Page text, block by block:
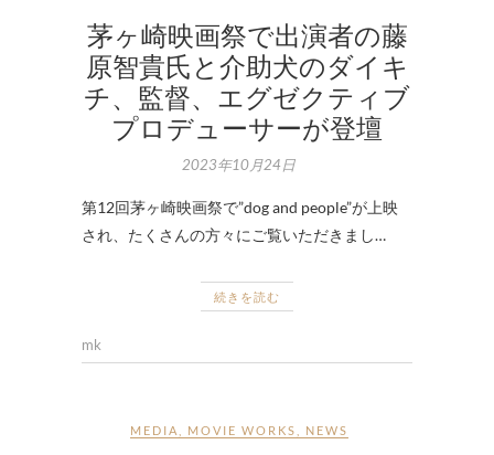
茅ヶ崎映画祭で出演者の藤
原智貴氏と介助犬のダイキ
チ、監督、エグゼクティブ
プロデューサーが登壇
2023年10月24日
第12回茅ヶ崎映画祭で”dog and people”が上映
され、たくさんの方々にご覧いただきまし…
続きを読む
mk
MEDIA MOVIE WORKS NEWS